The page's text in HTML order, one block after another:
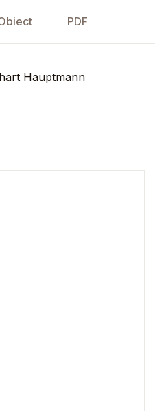
PDF
Hauptmann